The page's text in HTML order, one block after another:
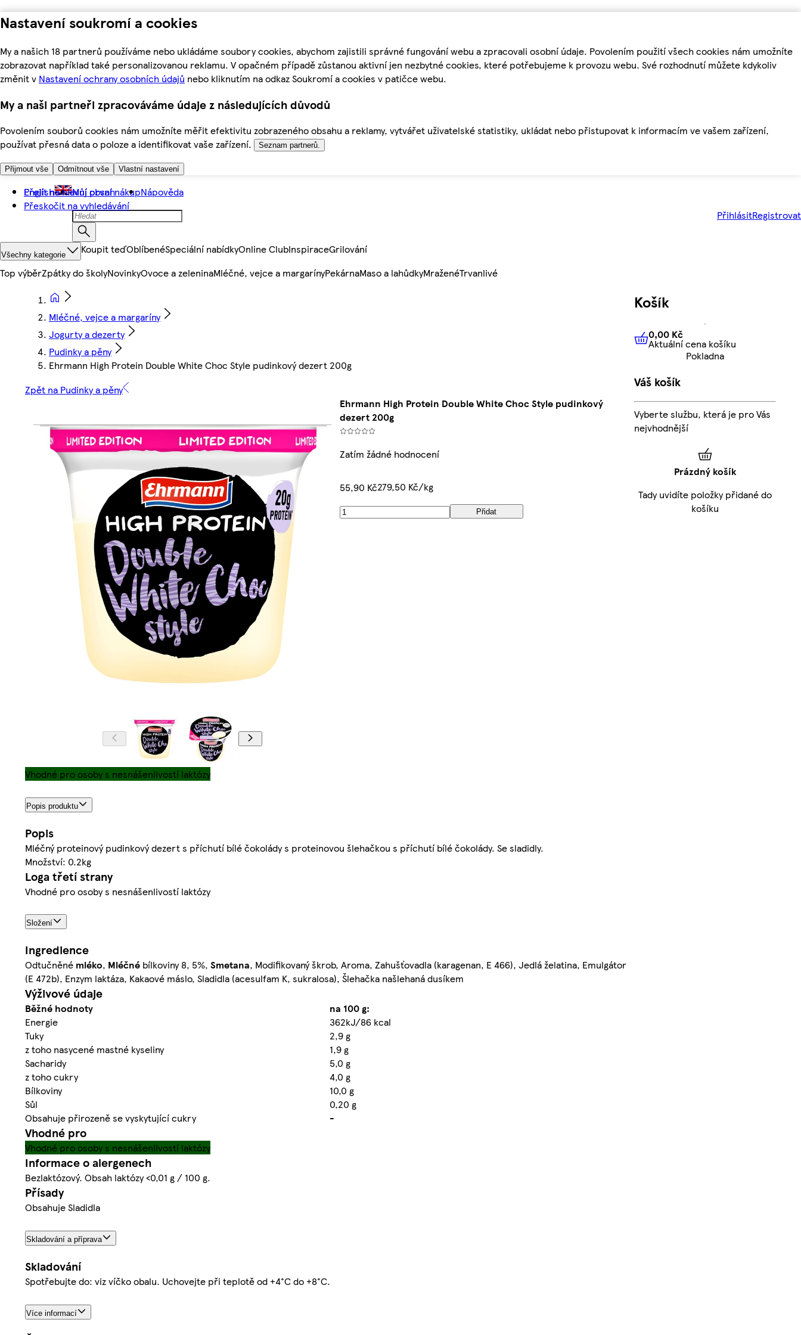
Nastavení soukromí a cookies
My a našich 18 partnerů používáme nebo ukládáme soubory cookies, abychom zajistili správné fungování webu a zpracovali osobní údaje. Povolením použití všech cookies nám umožníte
zobrazovat například také personalizovanou reklamu. V opačném případě zůstanou aktivní jen nezbytné cookies, které potřebujeme k provozu webu. Své rozhodnutí můžete kdykoliv
změnit v Nastavení ochrany osobních údajů nebo kliknutím na odkaz Soukromí a cookies v patičce webu.
My a naši partneři zpracováváme údaje z následujících důvodů
Povolením souborů cookies nám umožníte měřit efektivitu zobrazeného obsahu a reklamy, vytvářet uživatelské statistiky, ukládat nebo přistupovat k informacím ve vašem zařízení,
používat přesná data o poloze a identifikovat vaše zařízení.
Seznam partnerů.
Přijmout vše Odmítnout vše Vlastní nastavení
Přejít na hlavní obsah
Přeskočit na vyhledávání
English Můj první nákupNápověda
PřihlásitRegistrovat
Všechny kategorie Koupit teďOblíbenéSpeciální nabídkyOnline ClubInspiraceGrilování
Top výběrZpátky do školyNovinkyOvoce a zeleninaMléčné, vejce a margarínyPekárnaMaso a lahůdkyMraženéTrvanlivé
Mléčné, vejce a margaríny
Jogurty a dezerty
Pudinky a pěny
Ehrmann High Protein Double White Choc Style pudinkový dezert 200g
Zpět na Pudinky a pěny
Ehrmann High Protein Double White Choc Style pudinkový
dezert 200g
Zatím žádné hodnocení
55,90 Kč279,50 Kč/kg
Přidat
Vhodné pro osoby s nesnášenlivostí laktózy
Popis produktu
Popis
Mléčný proteinový pudinkový dezert s příchutí bílé čokolády s proteinovou šlehačkou s příchutí bílé čokolády. Se sladidly.
Množství: 0.2kg
Loga třetí strany
Vhodné pro osoby s nesnášenlivostí laktózy
Složení
Ingredience
Odtučněné mléko, Mléčné bílkoviny 8, 5%, Smetana, Modifikovaný škrob, Aroma, Zahušťovadla (karagenan, E 466), Jedlá želatina, Emulgátor
(E 472b), Enzym laktáza, Kakaové máslo, Sladidla (acesulfam K, sukralosa), Šlehačka našlehaná dusíkem
Výživové údaje
Běžné hodnoty
na 100 g:
Energie
362kJ/86 kcal
Tuky
2,9 g
z toho nasycené mastné kyseliny
1,9 g
Sacharidy
5,0 g
z toho cukry
4,0 g
Bílkoviny
10,0 g
Sůl
0,20 g
Obsahuje přirozeně se vyskytující cukry
-
Vhodné pro
Vhodné pro osoby s nesnášenlivostí laktózy
Informace o alergenech
Bezlaktózový. Obsah laktózy <0,01 g / 100 g.
Přísady
Obsahuje Sladidla
Skladování a příprava
Skladování
Spotřebujte do: viz víčko obalu. Uchovejte při teplotě od +4°C do +8°C.
Více informací
Košík
0,00 KčAktuální cena košíku
0,00 Kč
Aktuální cena košíku
Pokladna
Váš košík
Vyberte službu, která je pro Vás
nejvhodnější
Prázdný košík
Tady uvidíte položky přidané do
košíku